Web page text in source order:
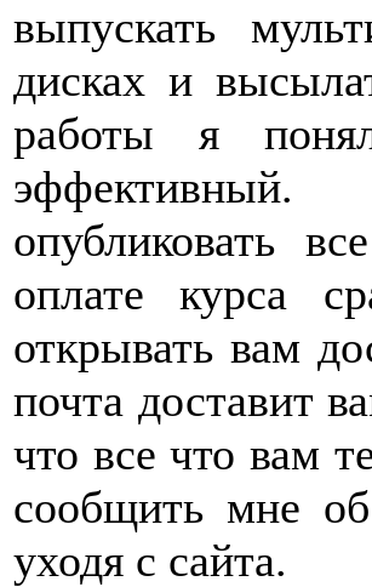
выпускать
дисках и
работы я
эффективный.
опубликовать
оплате курса
открывать вам
почта доставит
что все что вам
сообщить мне
уходя с сайта.